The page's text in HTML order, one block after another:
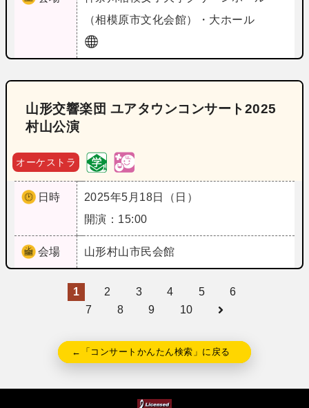
（相模原市文化会館）・大ホール
山形交響楽団 ユアタウンコンサート2025
村山公演
オーケストラ
日時
2025年5月18日（日）
開演：15:00
会場 山形村山市民会館
1 2 3 4 5
6
7
8 9 10
←「コンサートかんたん検索」に戻る